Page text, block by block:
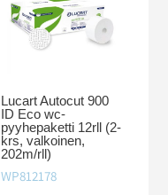
Lucart Autocut 900
ID Eco wc-
pyyhepaketti 12rll (2-
krs, valkoinen,
202m/rll)
WP812178